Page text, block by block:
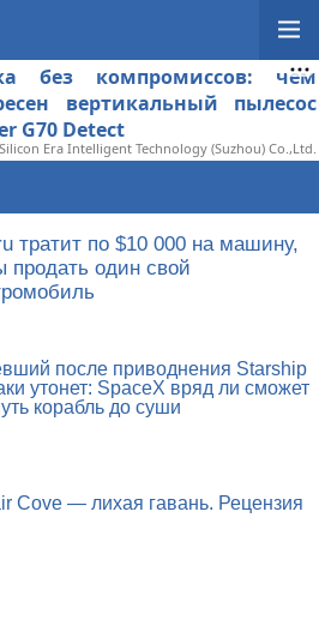
без компромиссов: чем
вертикальный пылесос
G70 Detect
Era Intelligent Technology (Suzhou) Co.,Ltd.
тратит по $10 000 на машину,
продать один свой
после приводнения Starship
утонет: SpaceX вряд ли сможет
корабль до суши
Cove — лихая гавань. Рецензия